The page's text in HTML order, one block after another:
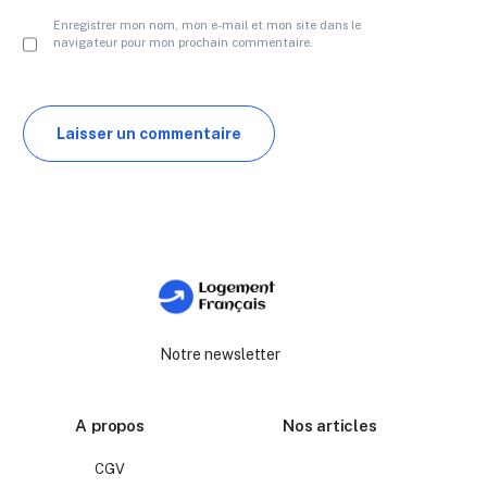
Enregistrer mon nom, mon e-mail et mon site dans le
navigateur pour mon prochain commentaire.
Notre newsletter
A propos
CGV
Nos articles